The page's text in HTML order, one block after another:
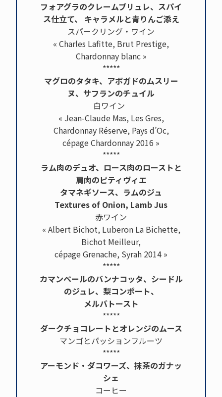
フォアグラのクレームブリュレ、スパイ
ス仕立て、 キャラメルと青りんご添え
スパークリング・ワイン
« Charles Lafitte, Brut Prestige,
Chardonnay blanc »
*****
マグロのタタキ、アボガドのムスリー
ヌ、サフランのチュイル
白ワイン
« Jean-Claude Mas, Les Gres,
Chardonnay Réserve, Pays d’Oc,
cépage Chardonnay 2016 »
*****
ラム肉のデュオ、ロース肉のローストと
肩肉のピティヴィエ
タマネギソース、ラムのジュ
Textures of Onion, Lamb Jus
赤ワイン
« Albert Bichot, Luberon La Bichette,
Bichot Meilleur,
cépage Grenache, Syrah 2014 »
*****
カマンベールのパンナコッタ、シードル
のジュレ、梨コンポート、
メルバトースト
*****
ダークチョコレートとオレンジのムース
マンゴとパッションフルーツ
*****
アーモンド・ダコワーズ、抹茶のガナッ
シェ
コーヒー